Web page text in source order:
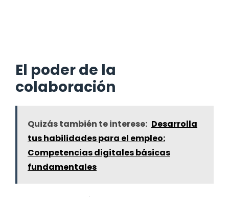
El poder de la
colaboración
Quizás también te interese: Desarrolla
tus habilidades para el empleo:
Competencias digitales básicas
fundamentales